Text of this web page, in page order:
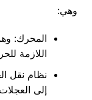
وهي:
المحرك:
اللازمة
نظام نقل
إلى